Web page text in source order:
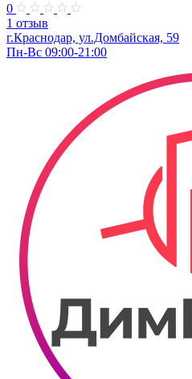
0
1 отзыв
г.Краснодар, ул.Домбайская, 59
Пн-Вс 09:00-21:00